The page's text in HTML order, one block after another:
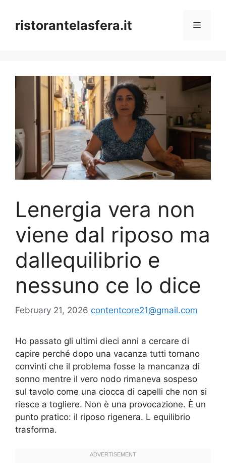
contentristorantelasfera.it Menu
Lenergia vera non
viene dal riposo ma
dallequilibrio e
nessuno ce lo dice
February 21, 2026 contentcore21@gmail.com
Ho passato gli ultimi dieci anni a cercare di
capire perché dopo una vacanza tutti tornano
convinti che il problema fosse la mancanza di
sonno mentre il vero nodo rimaneva sospeso
sul tavolo come una ciocca di capelli che non si
riesce a togliere. Non è una provocazione. È un
punto pratico: il riposo rigenera. L equilibrio
trasforma.